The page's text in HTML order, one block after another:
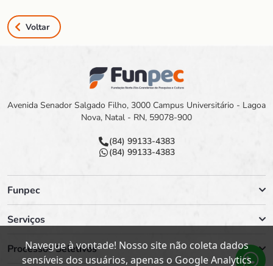
Voltar
Avenida Senador Salgado Filho, 3000 Campus Universitário - Lagoa
Nova, Natal - RN, 59078-900
(84) 99133-4383
(84) 99133-4383
Funpec
Serviços
Processos Seletivos
Navegue à vontade! Nosso site não coleta dados
sensíveis dos usuários, apenas o Google Analytics